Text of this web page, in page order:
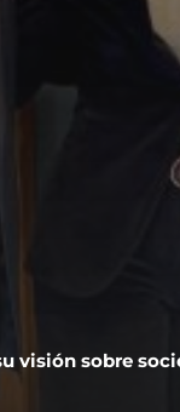
visión sobre